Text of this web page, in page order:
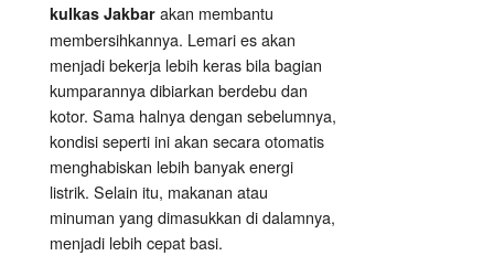
kulkas Jakbar akan membantu
membersihkannya. Lemari es akan
menjadi bekerja lebih keras bila bagian
kumparannya dibiarkan berdebu dan
kotor. Sama halnya dengan sebelumnya,
kondisi seperti ini akan secara otomatis
menghabiskan lebih banyak energi
listrik. Selain itu, makanan atau
minuman yang dimasukkan di dalamnya,
menjadi lebih cepat basi.